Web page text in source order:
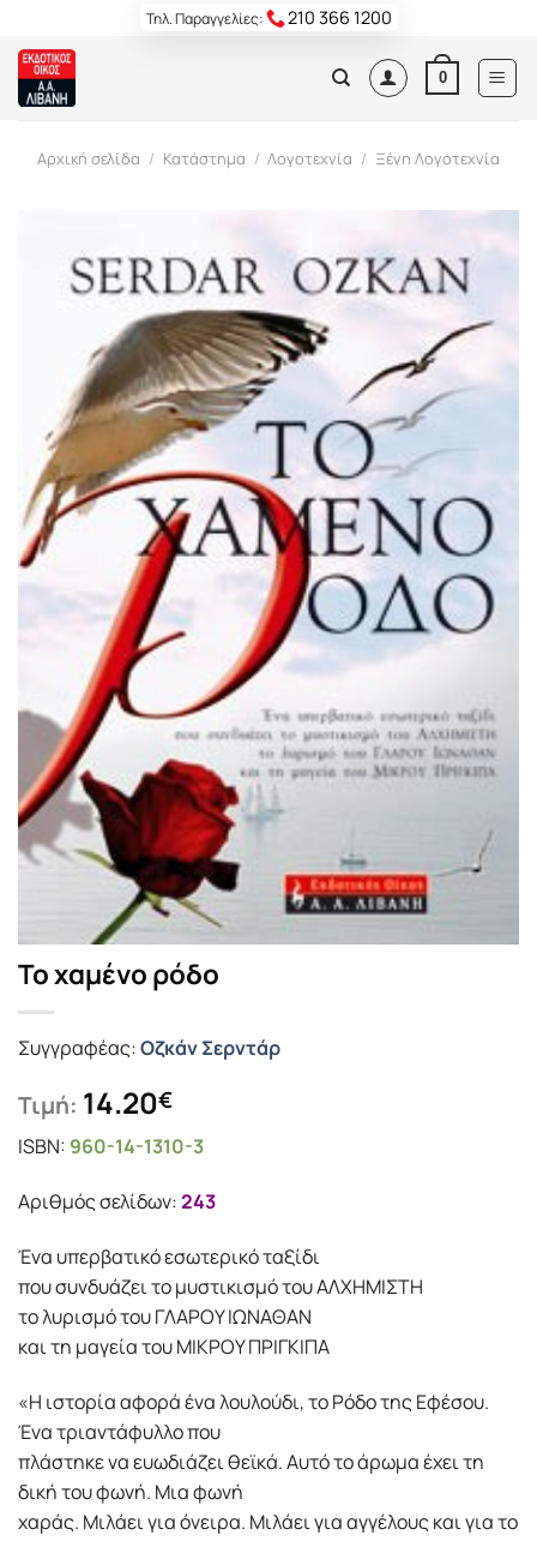
content
Τηλ. Παραγγελίες: 210 366 1200
0
Αρχική σελίδα / Κατάστημα / Λογοτεχνία / Ξένη Λογοτεχνία
Το χαμένο ρόδο
Συγγραφέας:Οζκάν Σερντάρ
Τιμή: 14.20€
ISBN: 960-14-1310-3
Αριθμός σελίδων:243
Ένα υπερβατικό εσωτερικό ταξίδι
που συνδυάζει το μυστικισμό του AΛXHMIΣTH
το λυρισμό του ΓΛAPOY IΩNAΘAN
και τη μαγεία του MIKPOY ΠPIΓKIΠA
«Η ιστορία αφορά ένα λουλούδι, το Ρόδο της Εφέσου.
Ένα τριαντάφυλλο που
πλάστηκε να ευωδιάζει θεϊκά. Αυτό το άρωμα έχει τη
δική του φωνή. Μια φωνή
χαράς. Μιλάει για όνειρα. Μιλάει για αγγέλους και για το